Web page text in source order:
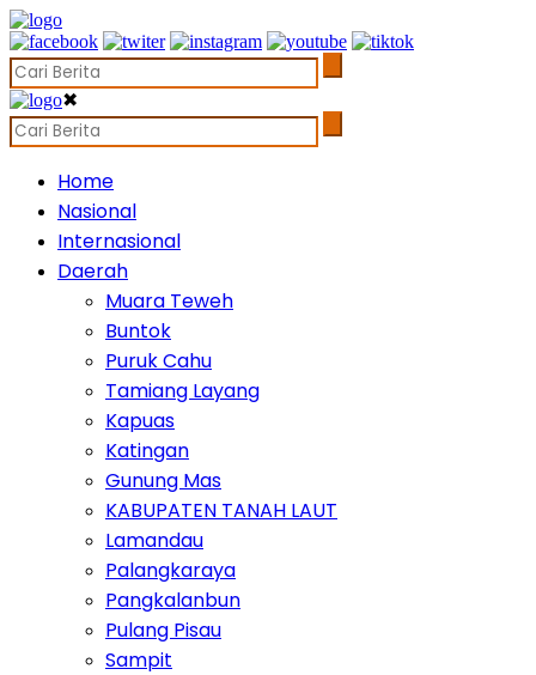
✖
Home
Nasional
Internasional
Daerah
Muara Teweh
Buntok
Puruk Cahu
Tamiang Layang
Kapuas
Katingan
Gunung Mas
KABUPATEN TANAH LAUT
Lamandau
Palangkaraya
Pangkalanbun
Pulang Pisau
Sampit